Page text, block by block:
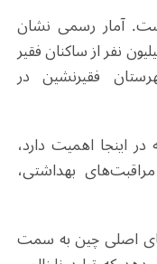
آمار رسمی نشان
نفر از ساکنان فقیر
فقیرنشین در
اینجا اهمیت دارد،
بهداشتی،
اصلی چین به سمت